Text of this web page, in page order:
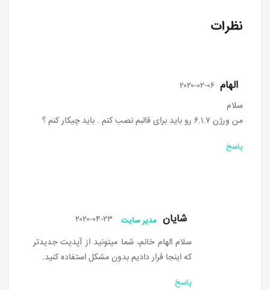
نظرات
الهام ۲۰۲۰-۰۲-۰۶
سلام
من ورژن ۶.۱.۷ رو باید برای قالبم نصب کنم . باید چیکار کنم ؟
پاسخ
مدیر سایت شایان
۲۰۲۰-۰۴-۲۳
سلام الهام خانم، شما میتونید از آپدیت جدیدتر
که اینجا قرار دادیم بدون مشکل استفاده کنید.
پاسخ